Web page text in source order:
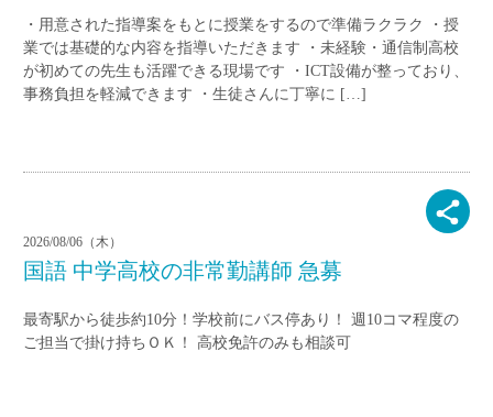
・用意された指導案をもとに授業をするので準備ラクラク ・授
業では基礎的な内容を指導いただきます ・未経験・通信制高校
が初めての先生も活躍できる現場です ・ICT設備が整っており、
事務負担を軽減できます ・生徒さんに丁寧に […]
2026/08/06（木）
国語 中学高校の非常勤講師 急募
最寄駅から徒歩約10分！学校前にバス停あり！ 週10コマ程度の
ご担当で掛け持ちＯＫ！ 高校免許のみも相談可